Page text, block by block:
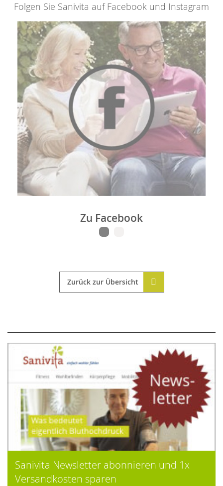
Folgen Sie Sanivita auf Facebook und Instagram
Zu Facebook
Zurück zur Übersicht
Sanivita Newsletter abonnieren und 1x
Versandkosten sparen